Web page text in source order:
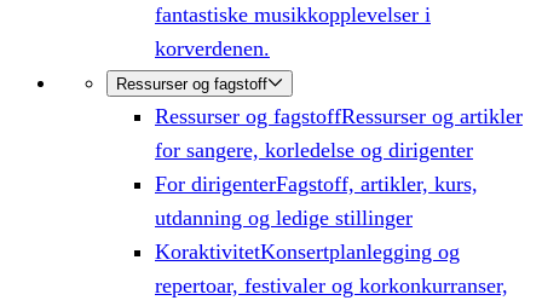
fantastiske musikkopplevelser i
korverdenen.
Ressurser og fagstoff
Ressurser og fagstoffRessurser og artikler
for sangere, korledelse og dirigenter
For dirigenterFagstoff, artikler, kurs,
utdanning og ledige stillinger
KoraktivitetKonsertplanlegging og
repertoar, festivaler og korkonkurranser,